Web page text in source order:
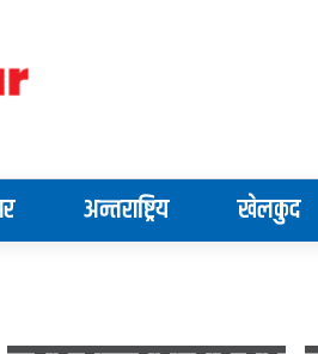
अन्तराष्ट्रिय खेलकुद